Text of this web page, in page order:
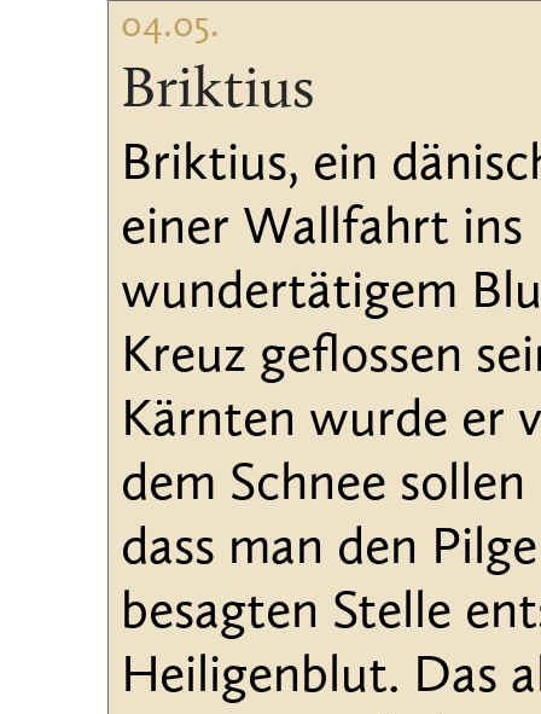
04.05.
Briktius
Briktius, ein
einer Wallfahrt
wundertätigem
Kreuz geflossen
Kärnten wurde er
dem Schnee
dass man den
besagten Stelle
Heiligenblut. Das